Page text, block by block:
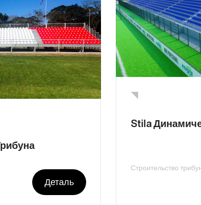
Деталь
Stila
Строительство